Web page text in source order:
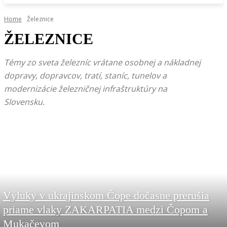
Home Železnice
ŽELEZNICE
Témy zo sveta železníc vrátane osobnej a nákladnej
dopravy, dopravcov, tratí, staníc, tunelov a
modernizácie železničnej infraštruktúry na
Slovensku.
Výluky v ukrajinskom Čope dočasne prerušia
priame vlaky ZAKARPATIA medzi Čopom a
Mukačevom